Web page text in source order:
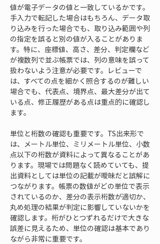
値が電子データの値と一致しているかです。
手入力で転記した場合はもちろん、データ取
り込みを行った場合でも、取り込み範囲や列
の指定を誤ると別の値が入ることがありま
す。特に、座標値、高さ、差分、判定欄など
が複数列で並ぶ帳票では、列の意味を誤って
扱わないよう注意が必要です。レビューで
は、すべての点を細かく照合するのが難しい
場合でも、代表点、境界点、最大差分が出て
いる点、修正履歴がある点は重点的に確認し
ます。
単位と桁数の確認も重要です。TS出来形で
は、メートル単位、ミリメートル単位、小数
点以下の桁数が資料によって異なることがあ
ります。現場では問題なく読めていても、提
出資料としては単位の記載が曖昧だと誤解に
つながります。帳票の数値がどの単位で表示
されているのか、差分の表示桁数が適切か、
丸め処理の結果が判定に影響していないかを
確認します。桁がひとつずれるだけで大きな
誤差に見えるため、単位の確認は基本であり
ながら非常に重要です。